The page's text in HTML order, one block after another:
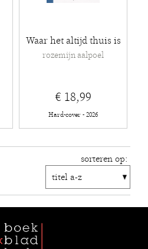
Waar het altijd thuis is
rozemijn aalpoel
€ 18,99
Hard-cover - 2026
sorteren op: